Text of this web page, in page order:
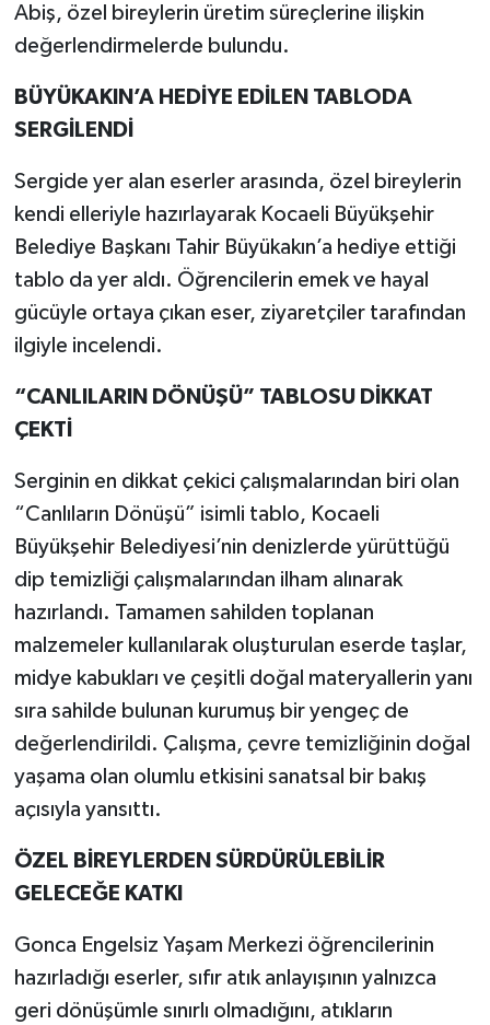
Abiş, özel bireylerin üretim süreçlerine ilişkin
değerlendirmelerde bulundu.
BÜYÜKAKIN’A HEDİYE EDİLEN TABLODA
SERGİLENDİ
Sergide yer alan eserler arasında, özel bireylerin
kendi elleriyle hazırlayarak Kocaeli Büyükşehir
Belediye Başkanı Tahir Büyükakın’a hediye ettiği
tablo da yer aldı. Öğrencilerin emek ve hayal
gücüyle ortaya çıkan eser, ziyaretçiler tarafından
ilgiyle incelendi.
“CANLILARIN DÖNÜŞÜ” TABLOSU DİKKAT
ÇEKTİ
Serginin en dikkat çekici çalışmalarından biri olan
“Canlıların Dönüşü” isimli tablo, Kocaeli
Büyükşehir Belediyesi’nin denizlerde yürüttüğü
dip temizliği çalışmalarından ilham alınarak
hazırlandı. Tamamen sahilden toplanan
malzemeler kullanılarak oluşturulan eserde taşlar,
midye kabukları ve çeşitli doğal materyallerin yanı
sıra sahilde bulunan kurumuş bir yengeç de
değerlendirildi. Çalışma, çevre temizliğinin doğal
yaşama olan olumlu etkisini sanatsal bir bakış
açısıyla yansıttı.
ÖZEL BİREYLERDEN SÜRDÜRÜLEBİLİR
GELECEĞE KATKI
Gonca Engelsiz Yaşam Merkezi öğrencilerinin
hazırladığı eserler, sıfır atık anlayışının yalnızca
geri dönüşümle sınırlı olmadığını, atıkların